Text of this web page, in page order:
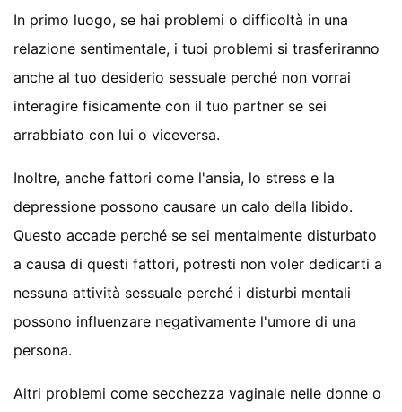
In primo luogo, se hai problemi o difficoltà in una
relazione sentimentale, i tuoi problemi si trasferiranno
anche al tuo desiderio sessuale perché non vorrai
interagire fisicamente con il tuo partner se sei
arrabbiato con lui o viceversa.
Inoltre, anche fattori come l'ansia, lo stress e la
depressione possono causare un calo della libido.
Questo accade perché se sei mentalmente disturbato
a causa di questi fattori, potresti non voler dedicarti a
nessuna attività sessuale perché i disturbi mentali
possono influenzare negativamente l'umore di una
persona.
Altri problemi come secchezza vaginale nelle donne o